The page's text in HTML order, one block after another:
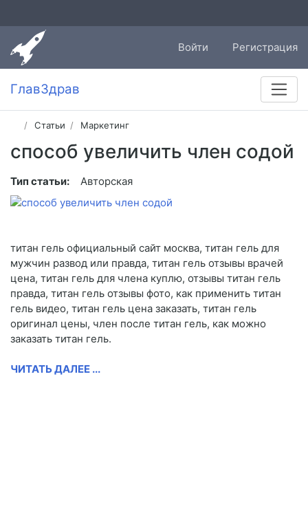
Войти Регистрация
ГлавЗдрав
Статьи Маркетинг
способ увеличить член содой
Тип статьи: Авторская
титан гель официальный сайт москва, титан гель для
мужчин развод или правда, титан гель отзывы врачей
цена, титан гель для члена куплю, отзывы титан гель
правда, титан гель отзывы фото, как применить титан
гель видео, титан гель цена заказать, титан гель
оригинал цены, член после титан гель, как можно
заказать титан гель.
ЧИТАТЬ ДАЛЕЕ ...